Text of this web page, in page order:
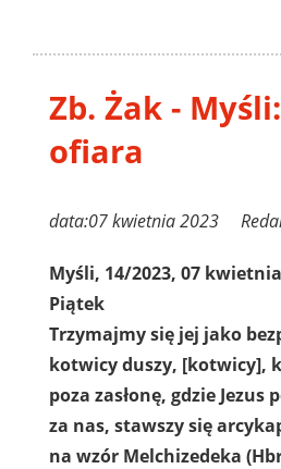
Zb. Żak -
ofiara
data:07 kwietnia 2023
Myśli, 14/2023, 07
Piątek
Trzymajmy się jej jako
kotwicy duszy, [kotwicy],
poza zasłonę, gdzie Jezus
za nas, stawszy się
na wzór Melchizedeka